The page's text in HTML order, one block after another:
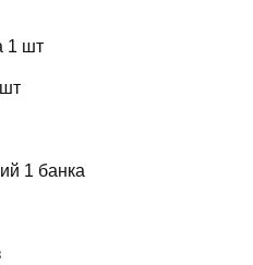
1 шт
1 банка